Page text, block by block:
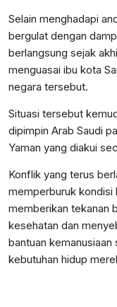
Selain menghadapi
bergulat dengan
berlangsung sejak
menguasai ibu kota
negara tersebut.
Situasi tersebut
dipimpin Arab Saudi
Yaman yang diakui
Konflik yang terus
memperburuk kondisi
memberikan tekanan
kesehatan dan
bantuan kemanusiaan
kebutuhan hidup